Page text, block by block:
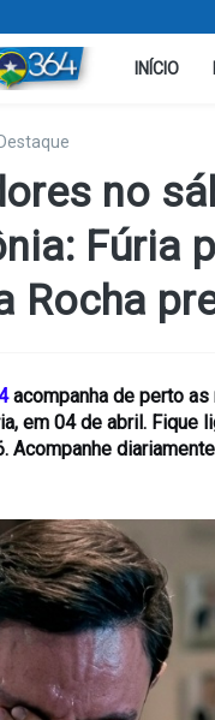
INÍCIO
Destaque
no
Fúria
Rocha
acompanha de perto
em 04 de abril.
Acompanhe